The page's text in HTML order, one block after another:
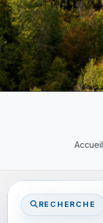
Accueil
RECHERCHE